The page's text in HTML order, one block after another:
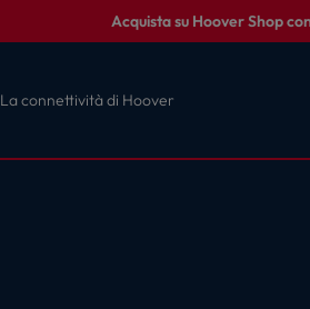
Acquista su Hoover Shop
La connettività di Hoover